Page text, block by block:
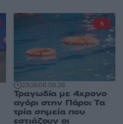
23:2608.08.26
Τραγωδία με 4χρονο
αγόρι στην Πάρο: Τα
τρία σημεία που
εστιάζουν οι
5